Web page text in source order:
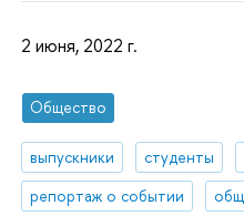
2 июня, 2022 г.
Общество
выпускники студенты
репортаж о событии